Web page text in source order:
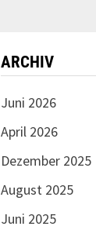
ARCHIV
Juni 2026
April 2026
Dezember 2025
August 2025
Juni 2025